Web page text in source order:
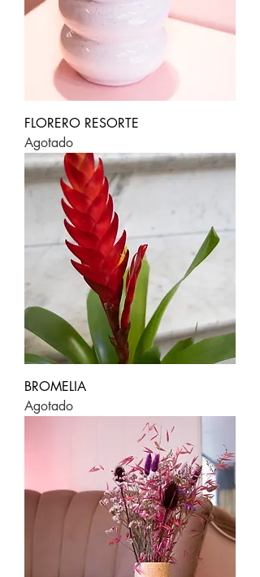
FLORERO RESORTE
Agotado
BROMELIA
Agotado